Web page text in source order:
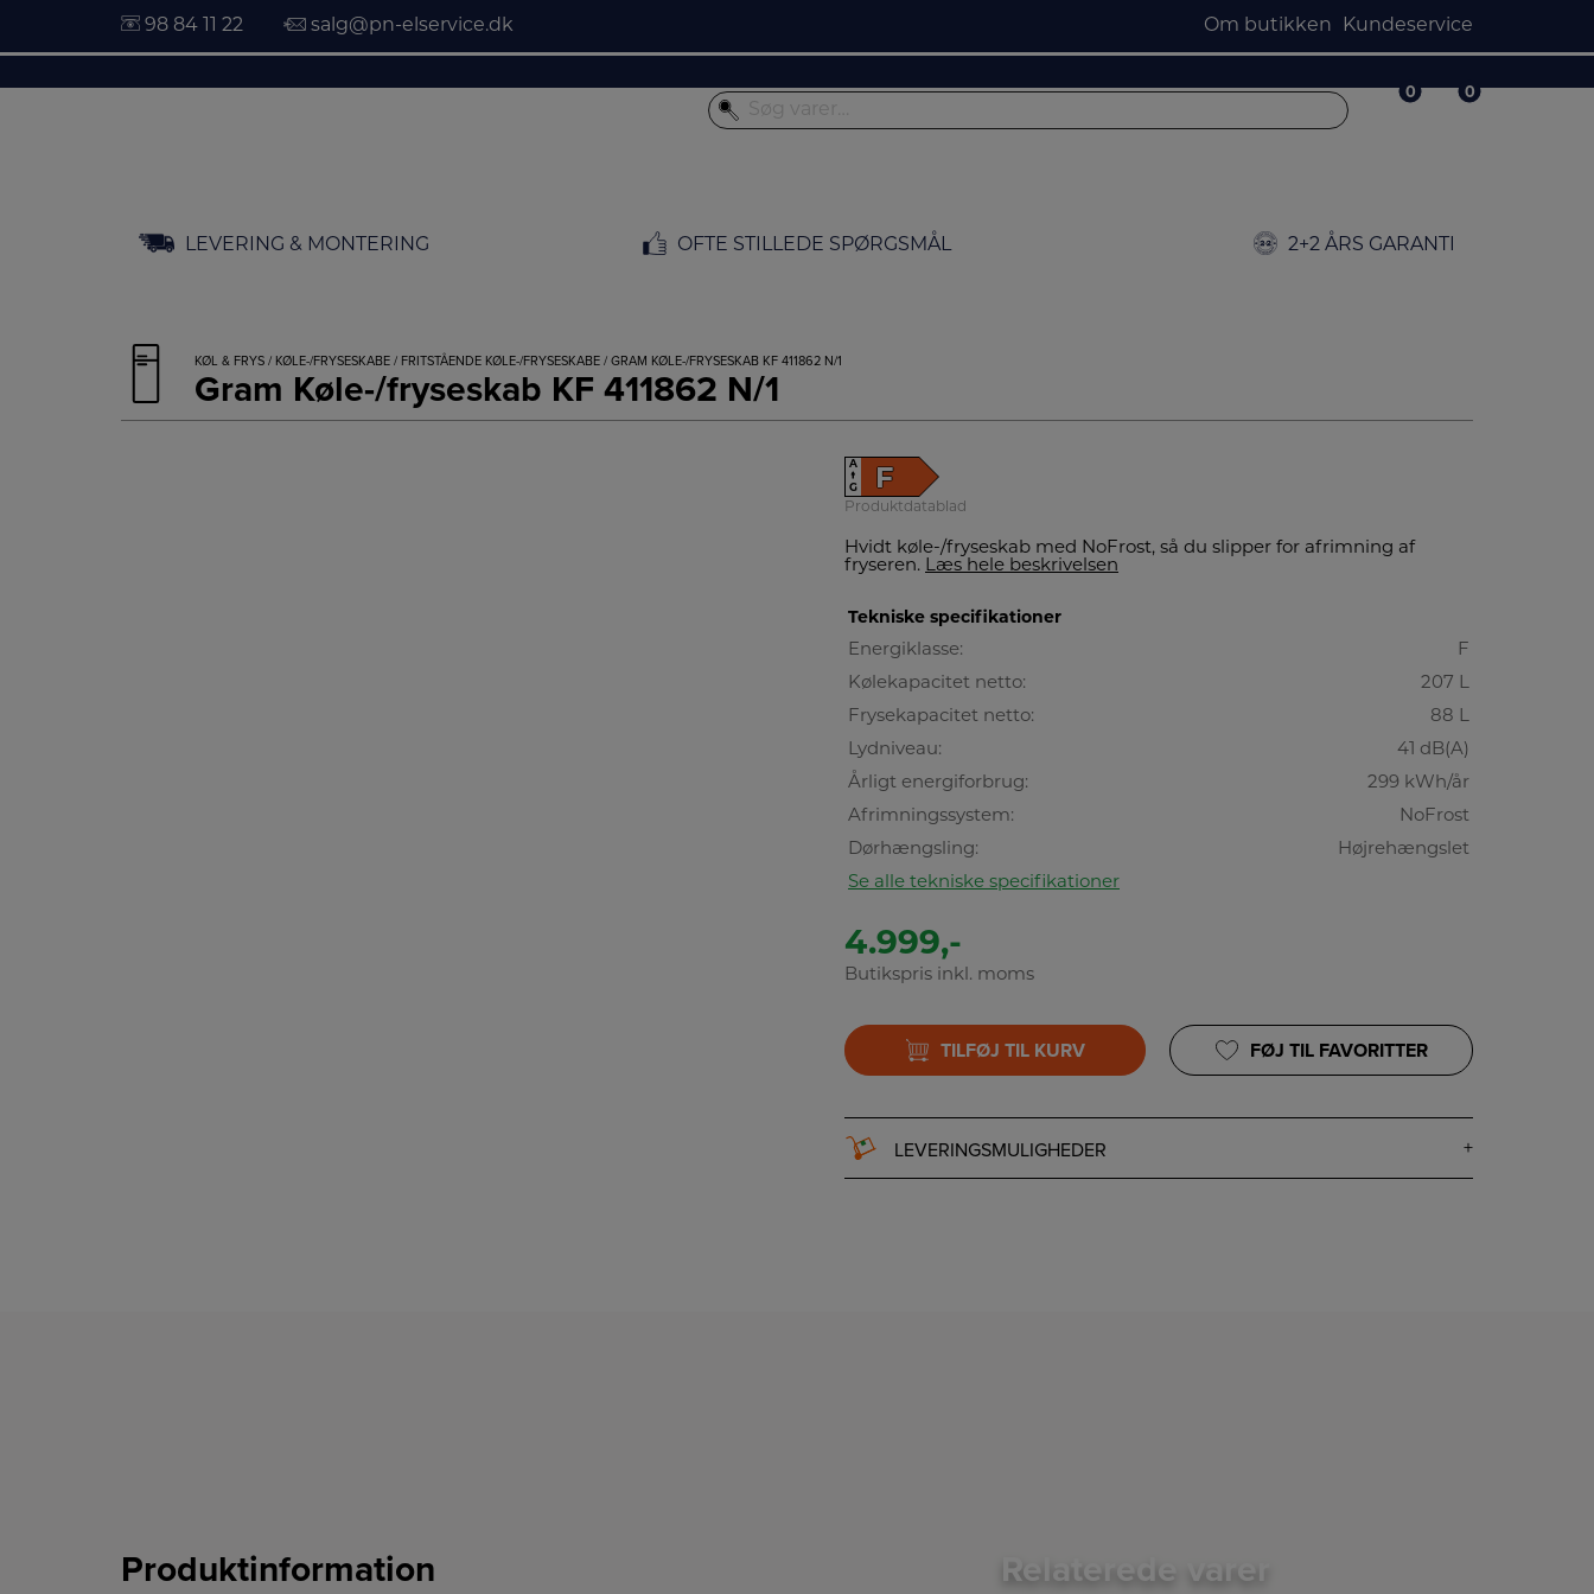
98 84 11 22 salg@pn-elservice.dk Om butikken Kundeservice
0
0 0
0
LEVERING & MONTERING OFTE STILLEDE SPØRGSMÅL 2+2 ÅRS GARANTI
KØL & FRYS / KØLE-/FRYSESKABE / FRITSTÅENDE KØLE-/FRYSESKABE / GRAM KØLE-/FRYSESKAB KF 411862 N/1
Gram Køle-/fryseskab KF 411862 N/1
A
↑
G
F
Produktdatablad
Hvidt køle-/fryseskab med NoFrost, så du slipper for afrimning af
fryseren. Læs hele beskrivelsen
Tekniske specifikationer
Energiklasse:
F
Kølekapacitet netto:
207 L
Frysekapacitet netto:
88 L
Lydniveau:
41 dB(A)
Årligt energiforbrug:
299 kWh/år
Afrimningssystem:
NoFrost
Dørhængsling:
Højrehængslet
Se alle tekniske specifikationer
4.999,-
Butikspris inkl. moms
TILFØJ TIL KURV FØJ TIL FAVORITTER
LEVERINGSMULIGHEDER
Produktinformation Relaterede varer